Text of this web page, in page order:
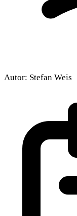
Autor: Stefan Weis